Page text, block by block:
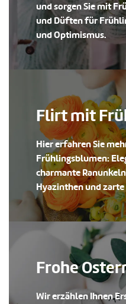
und sorgen Sie mit
und Düften für
und Optimismus.
Flirt mit
Hier erfahren Sie
Frühlingsblumen:
charmante
Hyazinthen und zarte
Frohe
Wir erzählen Ihnen